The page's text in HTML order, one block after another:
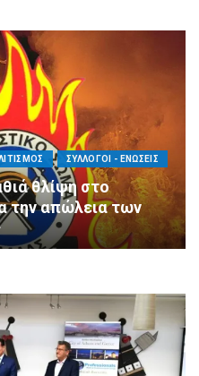
ΠΟΛΙΤΙΣΜΟΣ
ο εορτασμός
Σωτήρος στον